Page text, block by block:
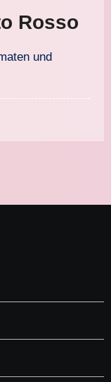
Rosso